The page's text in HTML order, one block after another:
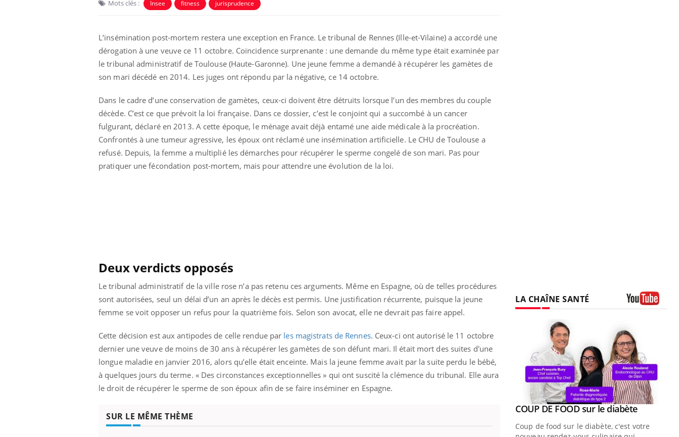
Mots clés : Insee fitness jurisprudence
L’insémination post-mortem restera une exception en France. Le tribunal de Rennes (Ille-et-Vilaine) a accordé une
dérogation à une veuve ce 11 octobre. Coïncidence surprenante : une demande du même type était examinée par
le tribunal administratif de Toulouse (Haute-Garonne). Une jeune femme a demandé à récupérer les gamètes de
son mari décédé en 2014. Les juges ont répondu par la négative, ce 14 octobre.
Dans le cadre d’une conservation de gamètes, ceux-ci doivent être détruits lorsque l’un des membres du couple
décède. C’est ce que prévoit la loi française. Dans ce dossier, c’est le conjoint qui a succombé à un cancer
fulgurant, déclaré en 2013. A cette époque, le ménage avait déjà entamé une aide médicale à la procréation.
Confrontés à une tumeur agressive, les époux ont réclamé une insémination artificielle. Le CHU de Toulouse a
refusé. Depuis, la femme a multiplié les démarches pour récupérer le sperme congelé de son mari. Pas pour
pratiquer une fécondation post-mortem, mais pour attendre une évolution de la loi.
Deux verdicts opposés
Le tribunal administratif de la ville rose n’a pas retenu ces arguments. Même en Espagne, où de telles procédures
sont autorisées, seul un délai d’un an après le décès est permis. Une justification récurrente, puisque la jeune
femme se voit opposer un refus pour la quatrième fois. Selon son avocat, elle ne devrait pas faire appel.
Cette décision est aux antipodes de celle rendue par les magistrats de Rennes. Ceux-ci ont autorisé le 11 octobre
dernier une veuve de moins de 30 ans à récupérer les gamètes de son défunt mari. Il était mort des suites d'une
longue maladie en janvier 2016, alors qu’elle était enceinte. Mais la jeune femme avait par la suite perdu le bébé,
à quelques jours du terme. « Des circonstances exceptionnelles » qui ont suscité la clémence du tribunal. Elle aura
le droit de récupérer le sperme de son époux afin de se faire inséminer en Espagne.
SUR LE MÊME THÈME
LA CHAÎNE SANTÉ
Eczéma Chronique des Mains : se
préparer pour l’été !Youtube
Le Ramadan approche, et, pour de
préventiveYoutube
Youtube
COUP DE FOOD sur le diabèteYoutube
Coup de food sur le diabète, c'est votre